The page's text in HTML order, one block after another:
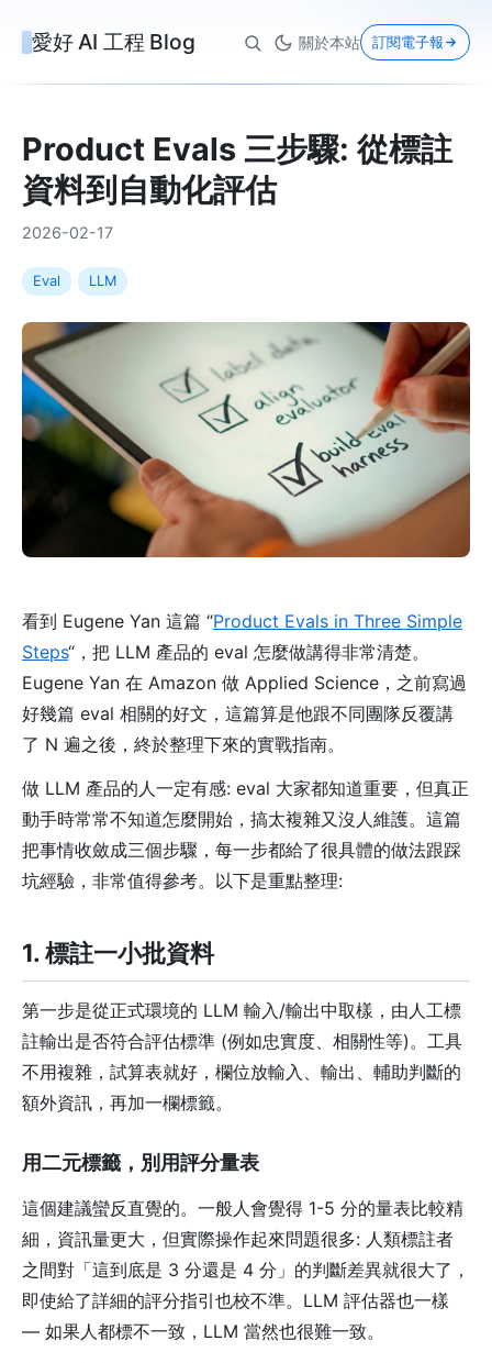
愛好 AI 工程 Blog 關於本站 訂閱電子報
Product Evals 三步驟: 從標註
資料到自動化評估
2026-02-17
Eval LLM
看到 Eugene Yan 這篇 “Product Evals in Three Simple
Steps“，把 LLM 產品的 eval 怎麼做講得非常清楚。
Eugene Yan 在 Amazon 做 Applied Science，之前寫過
好幾篇 eval 相關的好文，這篇算是他跟不同團隊反覆講
了 N 遍之後，終於整理下來的實戰指南。
做 LLM 產品的人一定有感: eval 大家都知道重要，但真正
動手時常常不知道怎麼開始，搞太複雜又沒人維護。這篇
把事情收斂成三個步驟，每一步都給了很具體的做法跟踩
坑經驗，非常值得參考。以下是重點整理:
1. 標註一小批資料
第一步是從正式環境的 LLM 輸入/輸出中取樣，由人工標
註輸出是否符合評估標準 (例如忠實度、相關性等)。工具
不用複雜，試算表就好，欄位放輸入、輸出、輔助判斷的
額外資訊，再加一欄標籤。
用二元標籤，別用評分量表
這個建議蠻反直覺的。一般人會覺得 1-5 分的量表比較精
細，資訊量更大，但實際操作起來問題很多: 人類標註者
之間對「這到底是 3 分還是 4 分」的判斷差異就很大了，
即使給了詳細的評分指引也校不準。LLM 評估器也一樣
— 如果人都標不一致，LLM 當然也很難一致。